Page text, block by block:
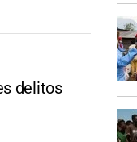
delitos